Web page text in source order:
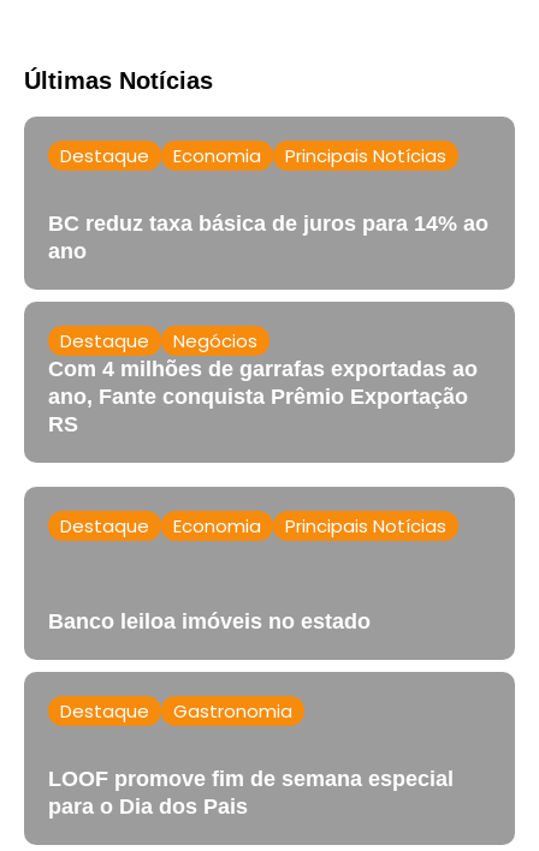
Últimas Notícias
Destaque Economia Principais Notícias
BC reduz taxa básica de juros para 14% ao
ano
Destaque Negócios
Com 4 milhões de garrafas exportadas ao
ano, Fante conquista Prêmio Exportação
RS
Destaque Economia Principais Notícias
Banco leiloa imóveis no estado
Destaque Gastronomia
LOOF promove fim de semana especial
para o Dia dos Pais